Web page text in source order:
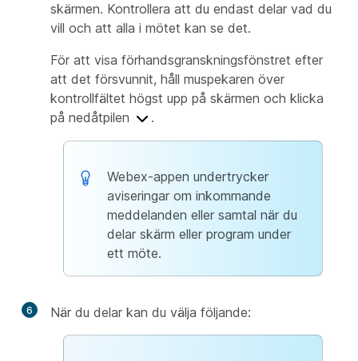
skärmen. Kontrollera att du endast delar vad du
vill och att alla i mötet kan se det.
För att visa förhandsgranskningsfönstret efter
att det försvunnit, håll muspekaren över
kontrollfältet högst upp på skärmen och klicka
på nedåtpilen
.
Webex-appen undertrycker
aviseringar om inkommande
meddelanden eller samtal när du
delar skärm eller program under
ett möte.
6 När du delar kan du välja följande: